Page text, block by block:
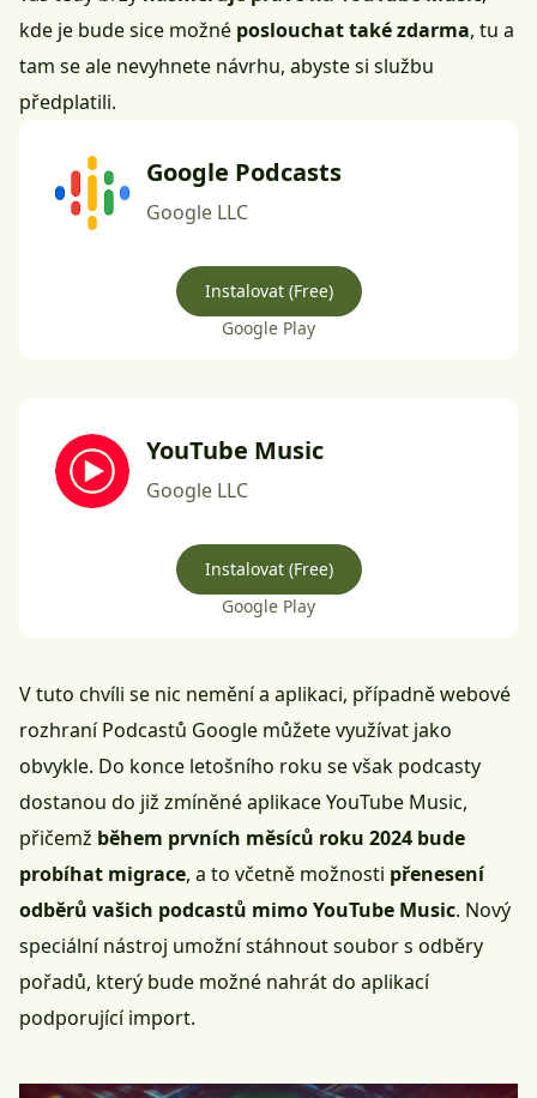
kde je bude sice možné poslouchat také zdarma, tu a
tam se ale nevyhnete návrhu, abyste si službu
předplatili.
Google Podcasts
Google LLC
Instalovat (Free)
Google Play
YouTube Music
Google LLC
Instalovat (Free)
Google Play
V tuto chvíli se nic nemění a aplikaci, případně webové
rozhraníPodcastů Google můžete využívat jako
obvykle. Do konce letošního roku se však podcasty
dostanou do již zmíněné aplikace YouTube Music,
přičemž během prvních měsíců roku 2024 bude
probíhat migrace, a to včetně možnosti přenesení
odběrů vašich podcastů mimo YouTube Music. Nový
speciální nástroj umožní stáhnout soubor s odběry
pořadů, který bude možné nahrát do aplikací
podporující import.